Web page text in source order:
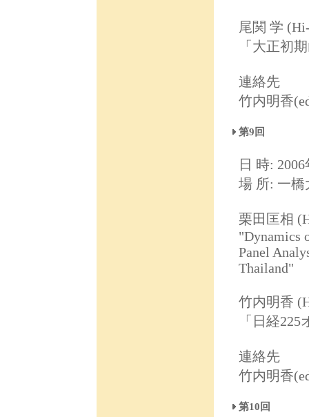
尾関 学
「大正初
連絡先
竹内明香
第9回
日 時:
場 所: 一橋
栗田匡相
"Dynamics
Panel
Thailand"
竹内明香
「日経
連絡先
竹内明香
第10回